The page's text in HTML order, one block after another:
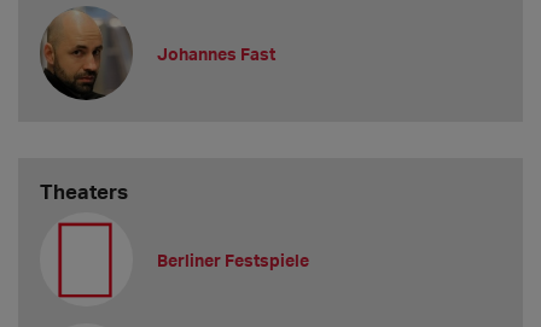
Johannes Fast
Theaters
Berliner Festspiele